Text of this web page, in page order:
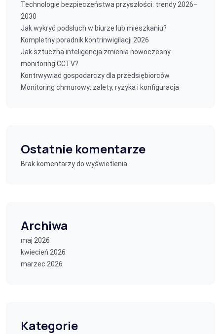
Technologie bezpieczeństwa przyszłości: trendy 2026–
2030
Jak wykryć podsłuch w biurze lub mieszkaniu?
Kompletny poradnik kontrinwigilacji 2026
Jak sztuczna inteligencja zmienia nowoczesny
monitoring CCTV?
Kontrwywiad gospodarczy dla przedsiębiorców
Monitoring chmurowy: zalety, ryzyka i konfiguracja
Ostatnie komentarze
Brak komentarzy do wyświetlenia.
Archiwa
maj 2026
kwiecień 2026
marzec 2026
Kategorie